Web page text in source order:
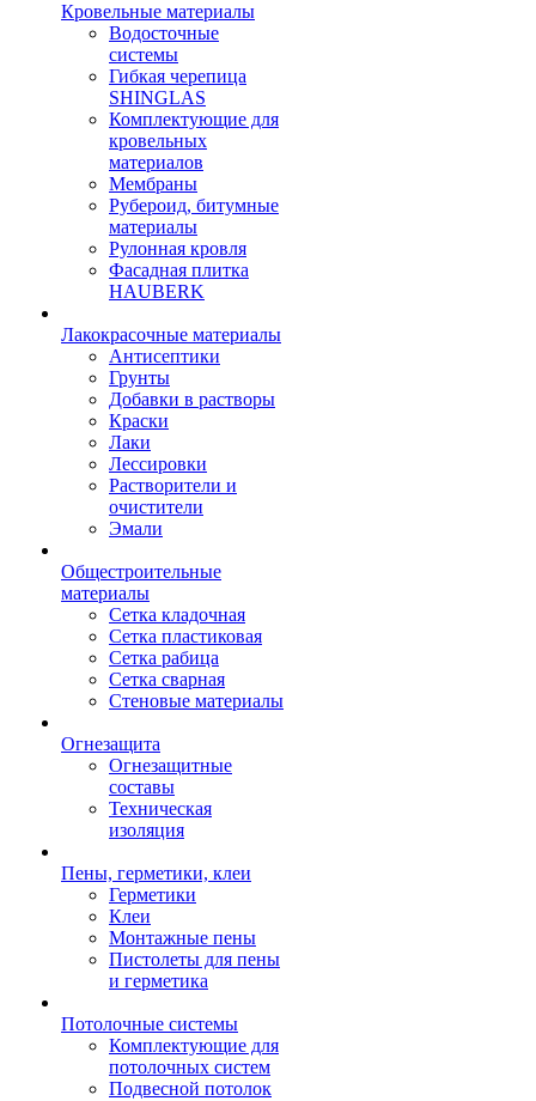
Кровельные материалы
Водосточные
системы
Гибкая черепица
SHINGLAS
Комплектующие для
кровельных
материалов
Мембраны
Рубероид, битумные
материалы
Рулонная кровля
Фасадная плитка
HAUBERK
Лакокрасочные материалы
Антисептики
Грунты
Добавки в растворы
Краски
Лаки
Лессировки
Растворители и
очистители
Эмали
Общестроительные
материалы
Сетка кладочная
Сетка пластиковая
Сетка рабица
Сетка сварная
Стеновые материалы
Огнезащита
Огнезащитные
составы
Техническая
изоляция
Пены, герметики, клеи
Герметики
Клеи
Монтажные пены
Пистолеты для пены
и герметика
Потолочные системы
Комплектующие для
потолочных систем
Подвесной потолок